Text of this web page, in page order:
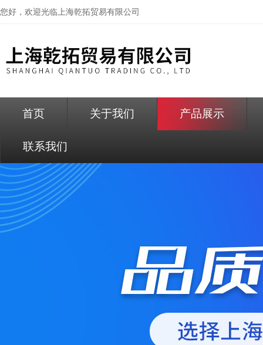
您好，欢迎光临上海乾拓贸易有限公司
首页 关于我们 产品展示
联系我们